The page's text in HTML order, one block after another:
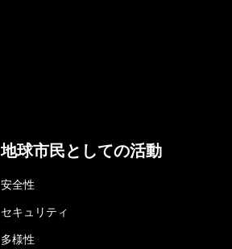
地球市民としての活動
安全性
セキュリティ
多様性